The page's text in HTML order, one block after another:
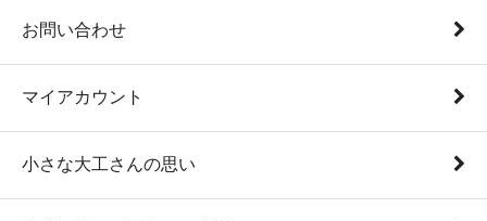
お問い合わせ
マイアカウント
小さな大工さんの思い